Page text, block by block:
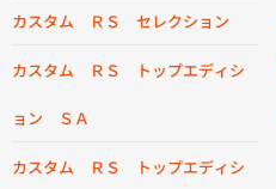
カスタム ＲＳ セレクション
カスタム ＲＳ トップエディシ
ョン ＳＡ
カスタム ＲＳ トップエディシ